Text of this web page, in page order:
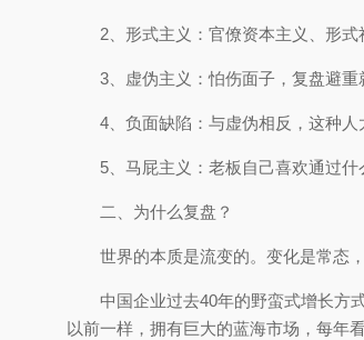
2、形式主义：官僚资本主义、形
3、虚伪主义：怕伤面子，复盘避
4、负面缺陷：与虚伪相反，这种
5、马屁主义：老板自己喜欢通过
二、为什么复盘？
世界的本质是流变的。变化是常态
中国企业过去40年的野蛮式增长方
以前一样，拥有巨大的蓝海市场，每年